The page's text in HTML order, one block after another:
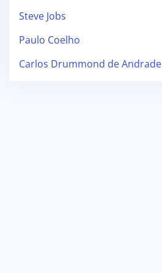
Steve Jobs
Paulo Coelho
Carlos Drummond de Andrade